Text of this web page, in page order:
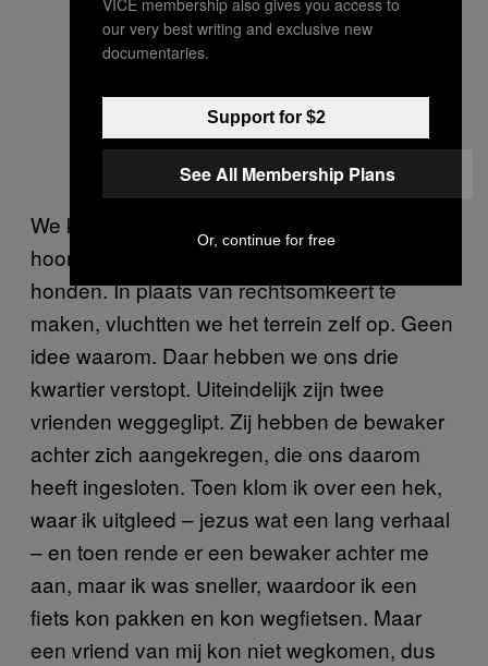
We kropen door het hek heen en meteen
hoorden we geschreeuw en blaffende
honden. In plaats van rechtsomkeert te
maken, vluchtten we het terrein zelf op. Geen
idee waarom. Daar hebben we ons drie
kwartier verstopt. Uiteindelijk zijn twee
vrienden weggeglipt. Zij hebben de bewaker
achter zich aangekregen, die ons daarom
heeft ingesloten. Toen klom ik over een hek,
waar ik uitgleed – jezus wat een lang verhaal
– en toen rende er een bewaker achter me
aan, maar ik was sneller, waardoor ik een
fiets kon pakken en kon wegfietsen. Maar
een vriend van mij kon niet wegkomen, dus
our very best writing and exclusive new
documentaries.
Support for $2
See All Membership Plans
Or, continue for free